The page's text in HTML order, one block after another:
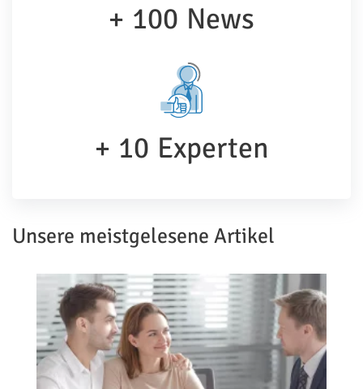
+ 100 News
+ 10 Experten
Unsere meistgelesene Artikel